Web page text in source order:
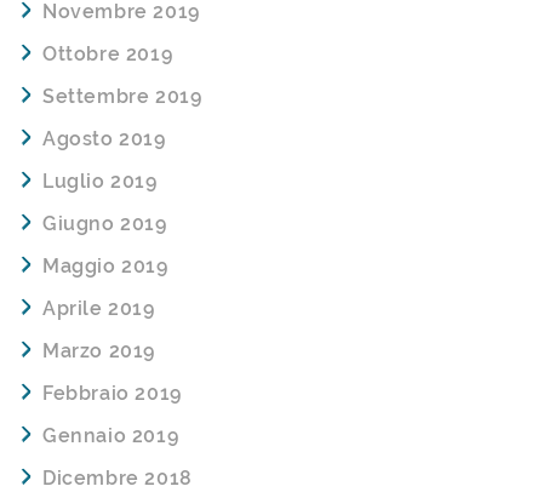
Novembre 2019
Ottobre 2019
Settembre 2019
Agosto 2019
Luglio 2019
Giugno 2019
Maggio 2019
Aprile 2019
Marzo 2019
Febbraio 2019
Gennaio 2019
Dicembre 2018